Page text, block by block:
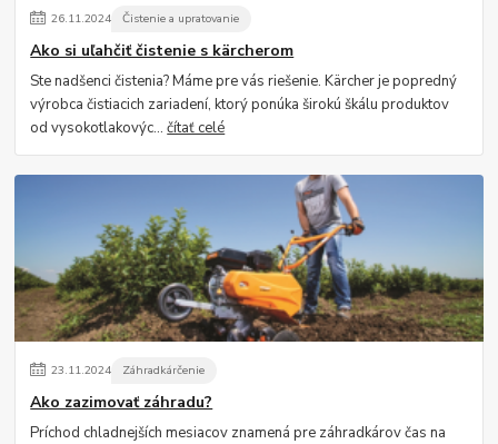
26.11.2024 Čistenie a upratovanie
Ako si uľahčiť čistenie s kärcherom
Ste nadšenci čistenia? Máme pre vás riešenie. Kärcher je popredný
výrobca čistiacich zariadení, ktorý ponúka širokú škálu produktov
od vysokotlakovýc...čítať celé
23.11.2024 Záhradkárčenie
Ako zazimovať záhradu?
Príchod chladnejších mesiacov znamená pre záhradkárov čas na